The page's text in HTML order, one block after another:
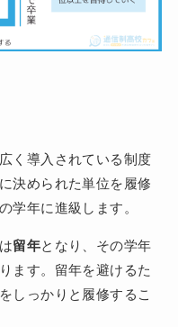
く導入されている制度
決められた単位を履修
学年に進級します。
留年となり、その学年
ます。留年を避けるた
しっかりと履修するこ